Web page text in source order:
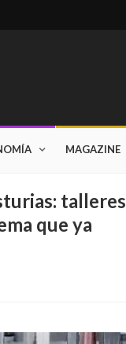
MAGAZINE
talleres
que ya